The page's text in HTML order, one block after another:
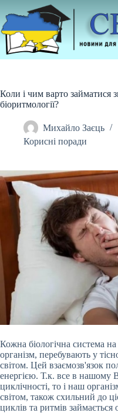
до
вмісту
Коли і чим варто займатися
біоритмології?
Михайло Заєць
Корисні поради
Кожна біологічна система
організм, перебувають у
світом. Цей взаємозв'язок
енергією. Т.к. все в нашому
циклічності, то і наш
світом, також схильний до
циклів та ритмів займається